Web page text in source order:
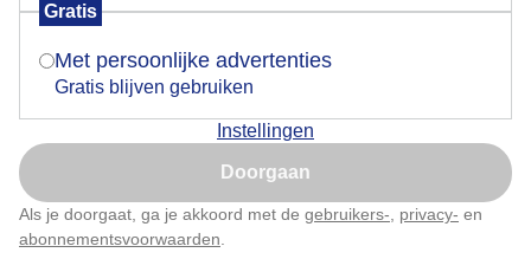
Gratis
Met persoonlijke advertenties
Gratis blijven gebruiken
Instellingen
Doorgaan
Als je doorgaat, ga je akkoord met de gebruikers- privacy- en
abonnementsvoorwaarden
zonnig/ wind/ wolkenluchten
Is goed, toon de popup
Nu niet, misschien later
Klik hierom dit aan te passen